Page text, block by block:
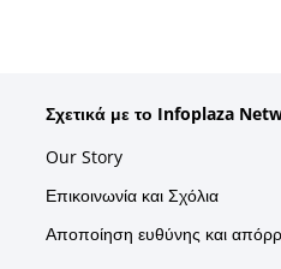
Σχετικά με το Infoplaza
Our Story
Επικοινωνία και Σχόλια
Αποποίηση ευθύνης και